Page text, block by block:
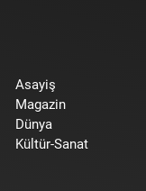
Asayiş
Magazin
Dünya
Kültür-Sanat